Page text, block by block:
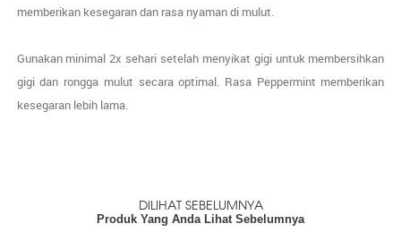
memberikan kesegaran dan rasa nyaman di mulut.
Gunakan minimal 2x sehari setelah menyikat gigi untuk membersihkan
gigi dan rongga mulut secara optimal. Rasa Peppermint memberikan
kesegaran lebih lama.
DILIHAT SEBELUMNYA
Produk Yang Anda Lihat Sebelumnya